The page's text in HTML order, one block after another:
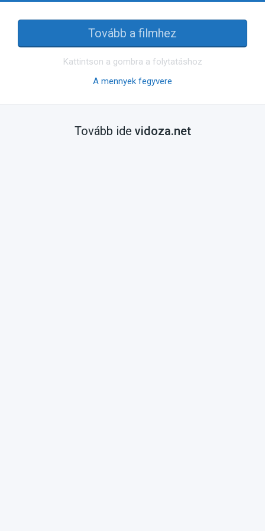
Tovább a filmhez
Kattintson a gombra a folytatáshoz
A mennyek fegyvere
Tovább ide vidoza.net